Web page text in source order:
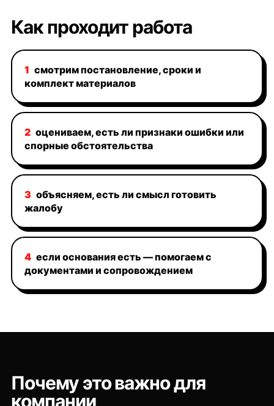
Как проходит работа
1 смотрим постановление, сроки и
комплект материалов
2 оцениваем, есть ли признаки ошибки или
спорные обстоятельства
3 объясняем, есть ли смысл готовить
жалобу
4 если основания есть — помогаем с
документами и сопровождением
Почему это важно для
компании